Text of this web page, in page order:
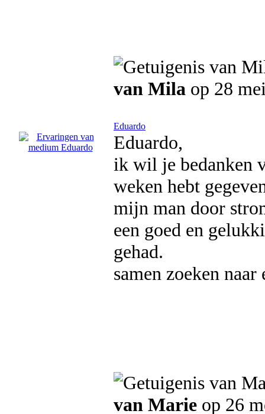
van Mila op 28
Eduardo
Eduardo,
ik wil je bedanken
weken hebt
mijn man door
een goed en
gehad.
samen zoeken
van Marie op 26